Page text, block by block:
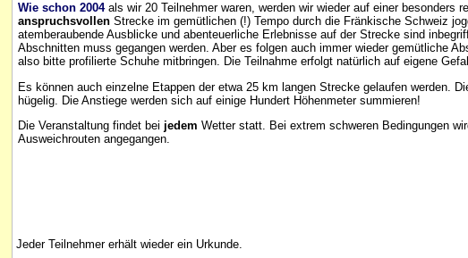
Wie schon 2004als wir 20 Teilnehmer waren, werden wir wieder auf einer besonders
anspruchsvollen Strecke im gemütlichen (!) Tempo durch die Fränkische Schweiz
atemberaubende Ausblicke und abenteuerliche Erlebnisse auf der Strecke sind
Abschnitten muss gegangen werden. Aber es folgen auch immer wieder gemütliche
also bitte profilierte Schuhe mitbringen. Die Teilnahme erfolgt natürlich auf eigene
Es können auch einzelne Etappen der etwa 25 km langen Strecke gelaufen werden.
hügelig. Die Anstiege werden sich auf einige Hundert Höhenmeter summieren!
Die Veranstaltung findet bei jedem Wetter statt. Bei extrem schweren Bedingungen
Ausweichrouten angegangen.
Jeder Teilnehmer erhält wieder ein Urkunde.